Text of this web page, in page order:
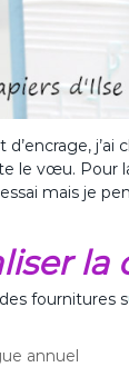
le vœu. Pour
mais je
fournitures s
annuel